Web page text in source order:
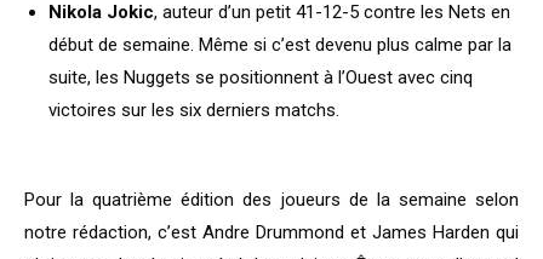
Nikola Jokic, auteur d’un petit 41-12-5 contre les Nets en
début de semaine. Même si c’est devenu plus calme par la
suite, les Nuggets se positionnent à l’Ouest avec cinq
victoires sur les six derniers matchs.
Pour la quatrième édition des joueurs de la semaine selon
notre rédaction, c’est Andre Drummond et James Harden qui